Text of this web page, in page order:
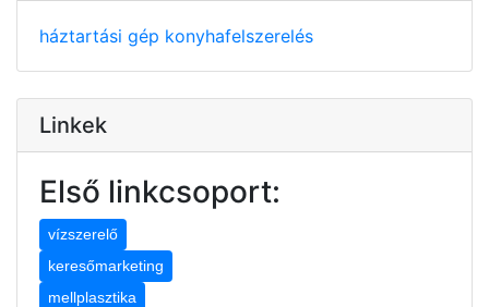
háztartási gép konyhafelszerelés
Linkek
Első linkcsoport:
vízszerelő
keresőmarketing
mellplasztika